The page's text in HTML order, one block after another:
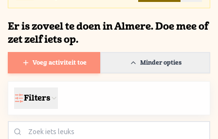
Er is zoveel te doen in Almere. Doe mee of
zet zelf iets op.
Voeg activiteit toe Minder opties
Filters